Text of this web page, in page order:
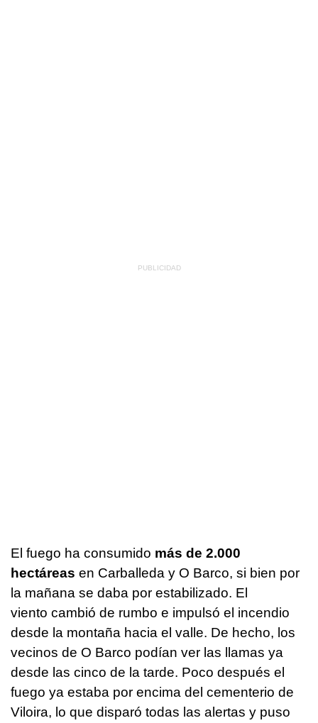
El fuego ha consumido más de 2.000
hectáreas en Carballeda y O Barco, si bien por
la mañana se daba por estabilizado. El
viento cambió de rumbo e impulsó el incendio
desde la montaña hacia el valle. De hecho, los
vecinos de O Barco podían ver las llamas ya
desde las cinco de la tarde. Poco después el
fuego ya estaba por encima del cementerio de
Viloira, lo que disparó todas las alertas y puso